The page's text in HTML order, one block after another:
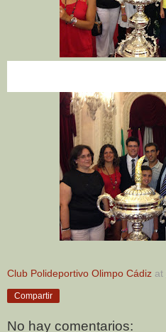
Club Polideportivo Olimpo Cádiz at
Compartir
No hay comentarios: